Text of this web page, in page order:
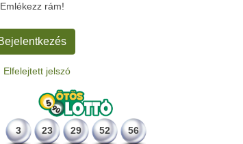
Emlékezz rám!
Elfelejtett jelszó
3 23 29 52 56